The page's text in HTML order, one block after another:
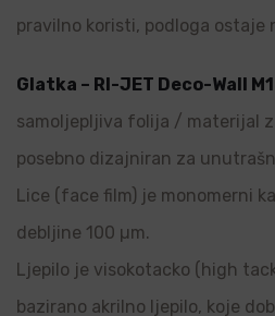
pravilno koristi, podloga ostaje
Glatka – RI-JET Deco-Wall
samoljepljiva folija / materijal
posebno dizajniran za
Lice (face film) je monomerni
debljine 100 µm.
Ljepilo je visokotacko (high
bazirano akrilno ljepilo, koje